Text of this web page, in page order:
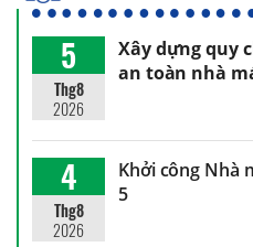
5
Thg8
2026
Xây dựng quy
an toàn nhà
4
Thg8
2026
Khởi công Nhà
5